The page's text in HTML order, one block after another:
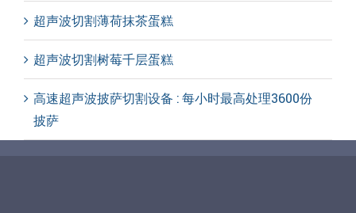
超声波切割薄荷抹茶蛋糕
超声波切割树莓千层蛋糕
高速超声波披萨切割设备 : 每小时最高处理3600份
披萨